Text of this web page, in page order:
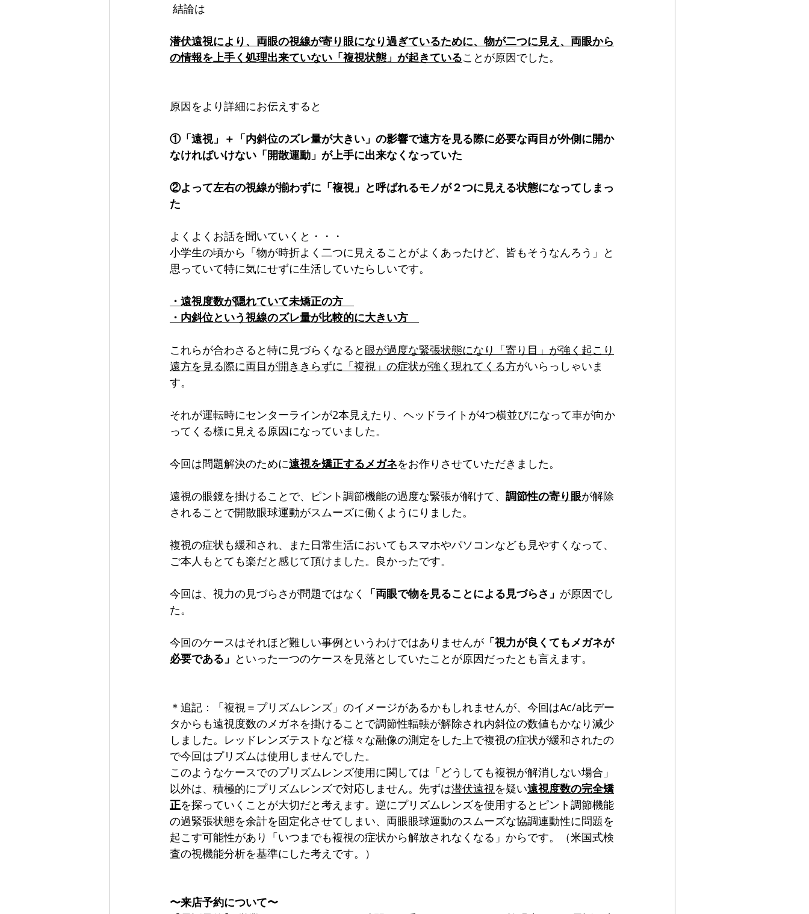
結論は
潜伏遠視により、両眼の視線が寄り眼になり過ぎているために、物が二つに見え、両眼から
の情報を上手く処理出来ていない「複視状態」が起きていることが原因でした。
原因をより詳細にお伝えすると
①「遠視」＋「内斜位のズレ量が大きい」の影響で遠方を見る際に必要な両目が外側に開か
なければいけない「開散運動」が上手に出来なくなっていた
②よって左右の視線が揃わずに「複視」と呼ばれるモノが２つに見える状態になってしまっ
た
よくよくお話を聞いていくと・・・
小学生の頃から「物が時折よく二つに見えることがよくあったけど、皆もそうなんろう」と
思っていて特に気にせずに生活していたらしいです。
・遠視度数が隠れていて未矯正の方
・内斜位という視線のズレ量が比較的に大きい方
これらが合わさると特に見づらくなると 眼が過度な緊張状態になり「寄り目」が強く起こり
遠方を見る際に両目が開ききらずに「複視」の症状が強く現れてくる方がいらっしゃいま
す。
それが運転時にセンターラインが2本見えたり、ヘッドライトが4つ横並びになって車が向か
ってくる様に見える原因になっていました。
今回は問題解決のために遠視を矯正するメガネをお作りさせていただきました。
遠視の眼鏡を掛けることで、ピント調節機能の過度な緊張が解けて、 調節性の寄り眼が解除
されることで開散眼球運動がスムーズに働くようにりました。
複視の症状も緩和され、また日常生活においてもスマホやパソコンなども見やすくなって、
ご本人もとても楽だと感じて頂けました。良かったです。
今回は、視力の見づらさが問題ではなく 「両眼で物を見ることによる見づらさ」 が原因でし
た。
今回のケースはそれほど難しい事例というわけではありませんが 「視力が良くてもメガネが
必要である」 といった一つのケースを見落としていたことが原因だったとも言えます。
＊追記：「複視＝プリズムレンズ」のイメージがあるかもしれませんが、今回はAc/a比デー
タからも遠視度数のメガネを掛けることで調節性輻輳が解除され内斜位の数値もかなり減少
しました。レッドレンズテストなど様々な融像の測定をした上で複視の症状が緩和されたの
で今回はプリズムは使用しませんでした。
このようなケースでのプリズムレンズ使用に関しては「どうしても複視が解消しない場合」
以外は、積極的にプリズムレンズで対応しません。先ずは潜伏遠視を疑い遠視度数の完全矯
正を探っていくことが大切だと考えます。逆にプリズムレンズを使用するとピント調節機能
の過緊張状態を余計を固定化させてしまい、両眼眼球運動のスムーズな協調連動性に問題を
起こす可能性があり「いつまでも複視の症状から解放されなくなる」からです。（米国式検
査の視機能分析を基準にした考えです。）
〜来店予約について〜